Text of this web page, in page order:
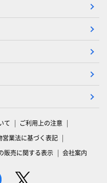
て
ご利用上の注意
営業法に基づく表記
販売に関する表示 会社案内